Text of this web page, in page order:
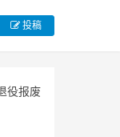
投稿
役报废